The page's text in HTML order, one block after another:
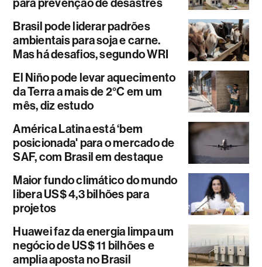
Brasil pode liderar padrões
ambientais para soja e carne.
Mas há desafios, segundo WRI
El Niño pode levar aquecimento
da Terra a mais de 2°C em um
mês, diz estudo
América Latina está ‘bem
posicionada' para o mercado de
SAF, com Brasil em destaque
Maior fundo climático do mundo
libera US$ 4,3 bilhões para
projetos
Huawei faz da energia limpa um
negócio de US$ 11 bilhões e
amplia aposta no Brasil